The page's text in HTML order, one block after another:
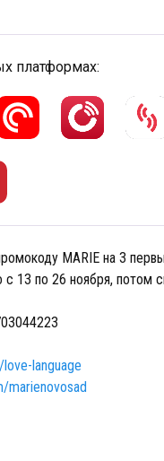
платформах:
MARIE на 3
13 по 26 ноября, потом
language
marienovosad